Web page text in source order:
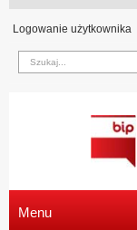
Logowanie użytkownika
Menu